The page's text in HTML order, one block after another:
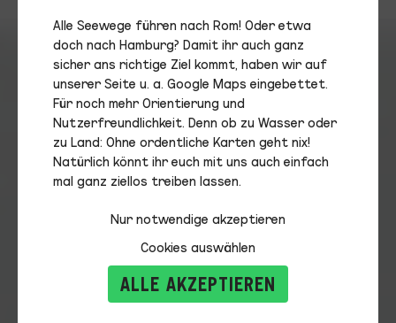
Alle Seewege führen nach Rom! Oder etwa
doch nach Hamburg? Damit ihr auch ganz
sicher ans richtige Ziel kommt, haben wir auf
unserer Seite u. a. Google Maps eingebettet.
Für noch mehr Orientierung und
Nutzerfreundlichkeit. Denn ob zu Wasser oder
zu Land: Ohne ordentliche Karten geht nix!
Natürlich könnt ihr euch mit uns auch einfach
mal ganz ziellos treiben lassen.
ALLE AKZEPTIEREN
Nur notwendige akzeptieren
Cookies auswählen